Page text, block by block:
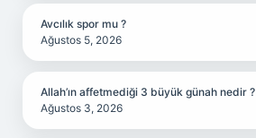
Avcılık spor mu ?
Ağustos 5, 2026
Allah’ın affetmediği 3 büyük günah nedir ?
Ağustos 3, 2026